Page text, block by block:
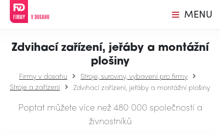
MENU
Zdvihací zařízení, jeřáby a montážní
plošiny
Firmy v dosahu
Stroje, suroviny, vybavení pro firmy
Stroje a zařízení
Zdvihací zařízení, jeřáby a montážní plošiny
Poptat můžete více než 480 000 společností a
živnostníků